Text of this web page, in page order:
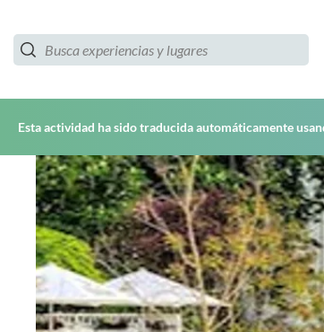
Esta actividad ha sido traducida automáticamente